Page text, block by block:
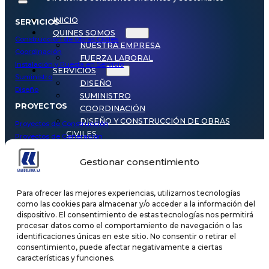
Gestionar consentimiento
Para ofrecer las mejores experiencias, utilizamos tecnologías
como las cookies para almacenar y/o acceder a la información del
dispositivo. El consentimiento de estas tecnologías nos permitirá
procesar datos como el comportamiento de navegación o las
identificaciones únicas en este sitio. No consentir o retirar el
consentimiento, puede afectar negativamente a ciertas
características y funciones.
INICIO
QUINES SOMOS
NUESTRA EMPRESA
FUERZA LABORAL
SERVICIOS
DISEÑO
SUMINISTRO
COORDINACIÓN
DISEÑO Y CONSTRUCCIÓN DE OBRAS
CIVILES
PROYECTOS
PROYECTOS INDUSTRIALES
MANTENIMIENTOS Y EQUIPOS
TIPOS DE MANTENIMIENTOS
CENTRALES HIDROELÉCTRICAS
DISTRIBUIDOR DE HYDAC
ALQUILER DE MAQUINARIA
SERVICIOS
Construcción de Obras Civiles
Coordinación
Instalación y Puesta en Servicio
Suministro
Diseño
PROYECTOS
Proyectos de Construcción
Proyectos de Generación
Proyectos Industriales
Energolatina, S.A. © 2025. All rights reserved.